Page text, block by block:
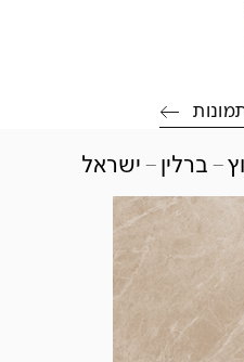
– ברלין – ישראל